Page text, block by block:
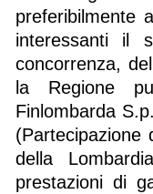
preferibilmente
interessanti il
concorrenza,
la Regione
Finlombarda
(Partecipazione
della
prestazioni di